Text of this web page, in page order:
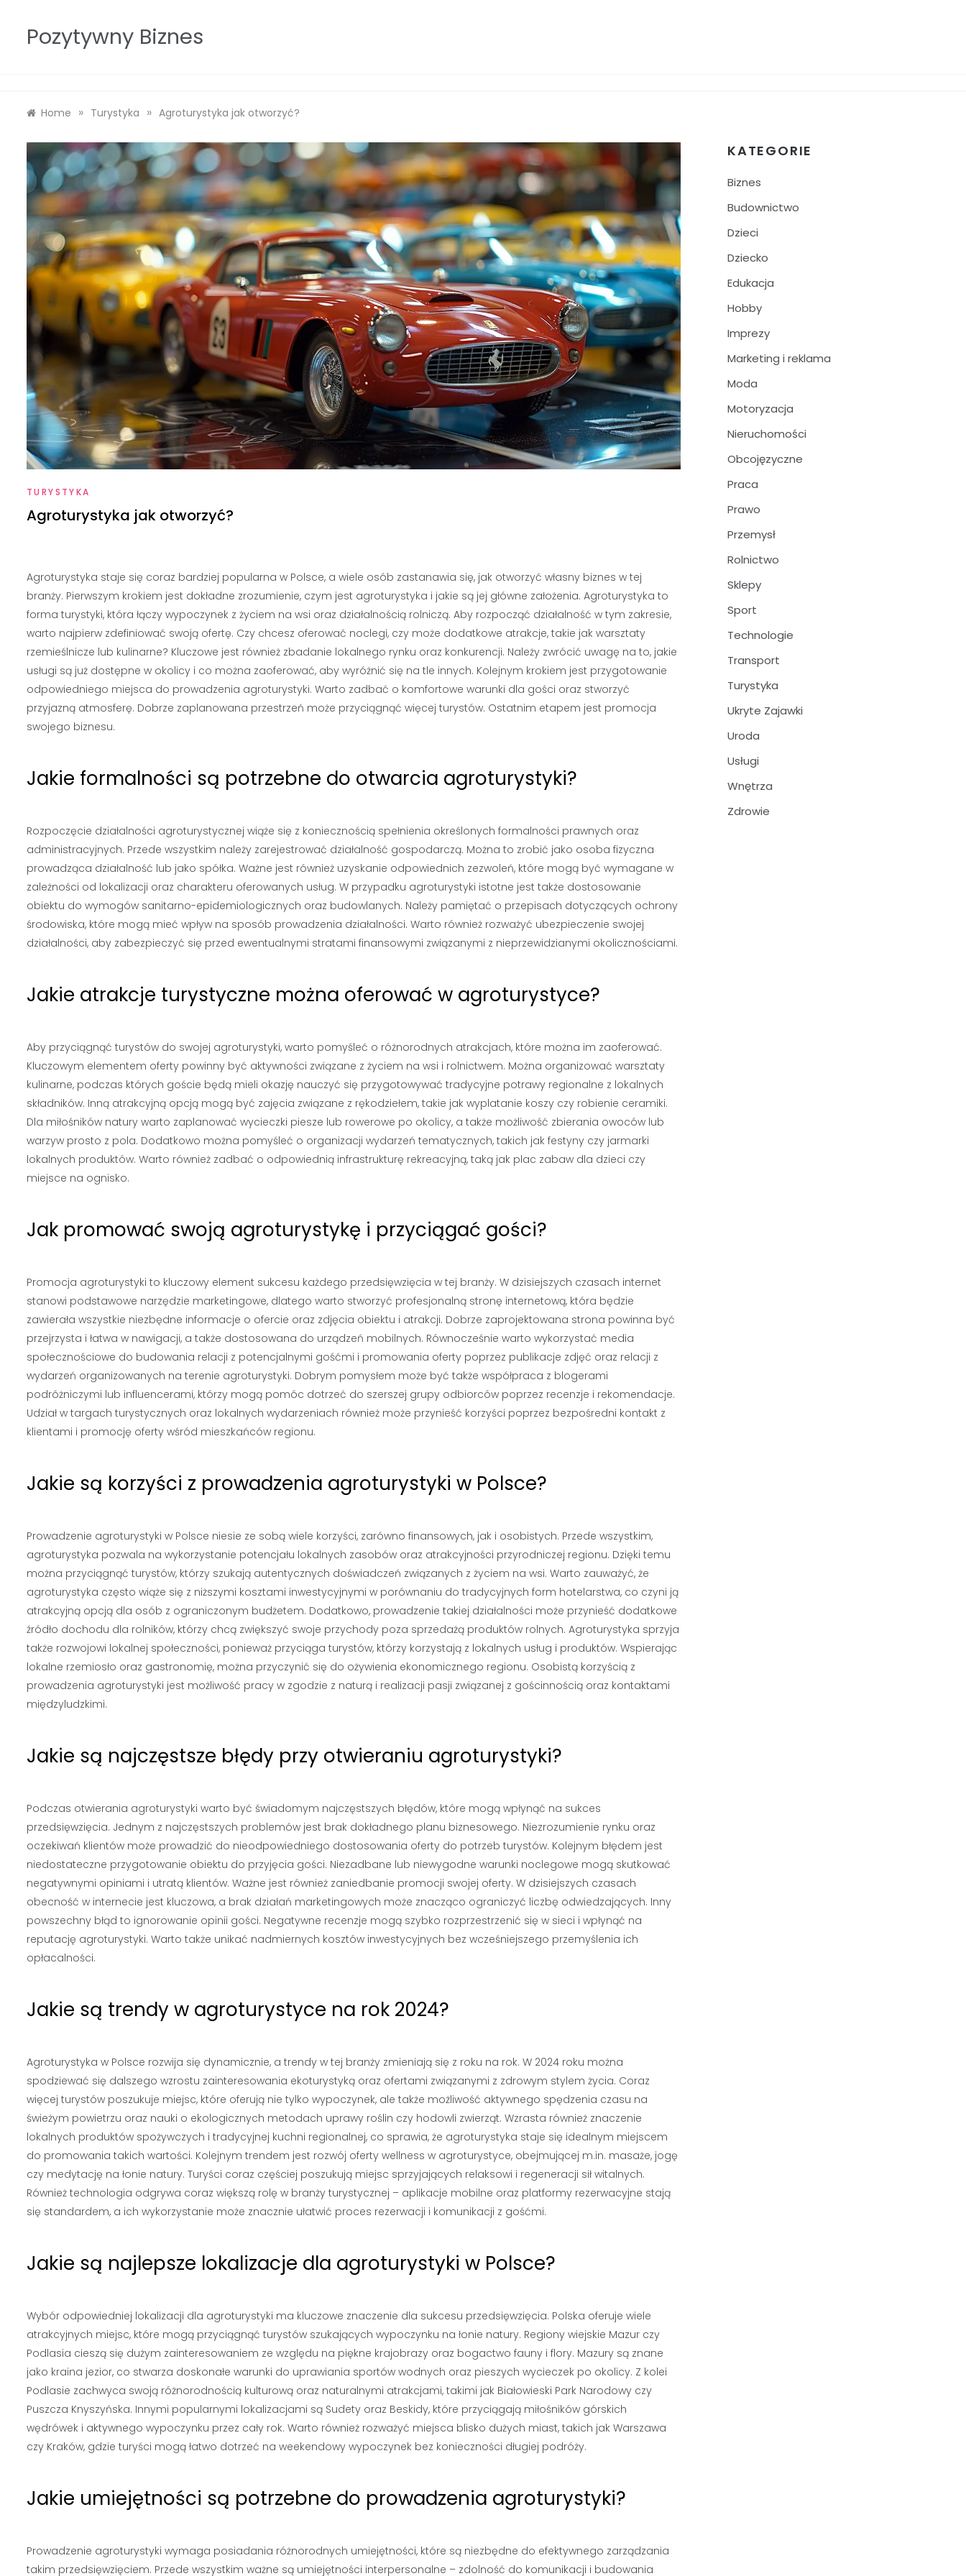
contentPozytywny Biznes
Home » Turystyka » Agroturystyka jak otworzyć?
TURYSTYKA
Agroturystyka jak otworzyć?
Agroturystyka staje się coraz bardziej popularna w Polsce, a wiele osób zastanawia się, jak otworzyć własny biznes w tej
branży. Pierwszym krokiem jest dokładne zrozumienie, czym jest agroturystyka i jakie są jej główne założenia. Agroturystyka to
forma turystyki, która łączy wypoczynek z życiem na wsi oraz działalnością rolniczą. Aby rozpocząć działalność w tym zakresie,
warto najpierw zdefiniować swoją ofertę. Czy chcesz oferować noclegi, czy może dodatkowe atrakcje, takie jak warsztaty
rzemieślnicze lub kulinarne? Kluczowe jest również zbadanie lokalnego rynku oraz konkurencji. Należy zwrócić uwagę na to, jakie
usługi są już dostępne w okolicy i co można zaoferować, aby wyróżnić się na tle innych. Kolejnym krokiem jest przygotowanie
odpowiedniego miejsca do prowadzenia agroturystyki. Warto zadbać o komfortowe warunki dla gości oraz stworzyć
przyjazną atmosferę. Dobrze zaplanowana przestrzeń może przyciągnąć więcej turystów. Ostatnim etapem jest promocja
swojego biznesu.
Jakie formalności są potrzebne do otwarcia agroturystyki?
Rozpoczęcie działalności agroturystycznej wiąże się z koniecznością spełnienia określonych formalności prawnych oraz
administracyjnych. Przede wszystkim należy zarejestrować działalność gospodarczą. Można to zrobić jako osoba fizyczna
prowadząca działalność lub jako spółka. Ważne jest również uzyskanie odpowiednich zezwoleń, które mogą być wymagane w
zależności od lokalizacji oraz charakteru oferowanych usług. W przypadku agroturystyki istotne jest także dostosowanie
obiektu do wymogów sanitarno-epidemiologicznych oraz budowlanych. Należy pamiętać o przepisach dotyczących ochrony
środowiska, które mogą mieć wpływ na sposób prowadzenia działalności. Warto również rozważyć ubezpieczenie swojej
działalności, aby zabezpieczyć się przed ewentualnymi stratami finansowymi związanymi z nieprzewidzianymi okolicznościami.
Jakie atrakcje turystyczne można oferować w agroturystyce?
Aby przyciągnąć turystów do swojej agroturystyki, warto pomyśleć o różnorodnych atrakcjach, które można im zaoferować.
Kluczowym elementem oferty powinny być aktywności związane z życiem na wsi i rolnictwem. Można organizować warsztaty
kulinarne, podczas których goście będą mieli okazję nauczyć się przygotowywać tradycyjne potrawy regionalne z lokalnych
składników. Inną atrakcyjną opcją mogą być zajęcia związane z rękodziełem, takie jak wyplatanie koszy czy robienie ceramiki.
Dla miłośników natury warto zaplanować wycieczki piesze lub rowerowe po okolicy, a także możliwość zbierania owoców lub
warzyw prosto z pola. Dodatkowo można pomyśleć o organizacji wydarzeń tematycznych, takich jak festyny czy jarmarki
lokalnych produktów. Warto również zadbać o odpowiednią infrastrukturę rekreacyjną, taką jak plac zabaw dla dzieci czy
miejsce na ognisko.
Jak promować swoją agroturystykę i przyciągać gości?
Promocja agroturystyki to kluczowy element sukcesu każdego przedsięwzięcia w tej branży. W dzisiejszych czasach internet
stanowi podstawowe narzędzie marketingowe, dlatego warto stworzyć profesjonalną stronę internetową, która będzie
zawierała wszystkie niezbędne informacje o ofercie oraz zdjęcia obiektu i atrakcji. Dobrze zaprojektowana strona powinna być
przejrzysta i łatwa w nawigacji, a także dostosowana do urządzeń mobilnych. Równocześnie warto wykorzystać media
społecznościowe do budowania relacji z potencjalnymi gośćmi i promowania oferty poprzez publikacje zdjęć oraz relacji z
wydarzeń organizowanych na terenie agroturystyki. Dobrym pomysłem może być także współpraca z blogerami
podróżniczymi lub influencerami, którzy mogą pomóc dotrzeć do szerszej grupy odbiorców poprzez recenzje i rekomendacje.
Udział w targach turystycznych oraz lokalnych wydarzeniach również może przynieść korzyści poprzez bezpośredni kontakt z
klientami i promocję oferty wśród mieszkańców regionu.
Jakie są korzyści z prowadzenia agroturystyki w Polsce?
Prowadzenie agroturystyki w Polsce niesie ze sobą wiele korzyści, zarówno finansowych, jak i osobistych. Przede wszystkim,
agroturystyka pozwala na wykorzystanie potencjału lokalnych zasobów oraz atrakcyjności przyrodniczej regionu. Dzięki temu
można przyciągnąć turystów, którzy szukają autentycznych doświadczeń związanych z życiem na wsi. Warto zauważyć, że
agroturystyka często wiąże się z niższymi kosztami inwestycyjnymi w porównaniu do tradycyjnych form hotelarstwa, co czyni ją
atrakcyjną opcją dla osób z ograniczonym budżetem. Dodatkowo, prowadzenie takiej działalności może przynieść dodatkowe
źródło dochodu dla rolników, którzy chcą zwiększyć swoje przychody poza sprzedażą produktów rolnych. Agroturystyka sprzyja
także rozwojowi lokalnej społeczności, ponieważ przyciąga turystów, którzy korzystają z lokalnych usług i produktów. Wspierając
lokalne rzemiosło oraz gastronomię, można przyczynić się do ożywienia ekonomicznego regionu. Osobistą korzyścią z
prowadzenia agroturystyki jest możliwość pracy w zgodzie z naturą i realizacji pasji związanej z gościnnością oraz kontaktami
międzyludzkimi.
Jakie są najczęstsze błędy przy otwieraniu agroturystyki?
Podczas otwierania agroturystyki warto być świadomym najczęstszych błędów, które mogą wpłynąć na sukces
przedsięwzięcia. Jednym z najczęstszych problemów jest brak dokładnego planu biznesowego. Niezrozumienie rynku oraz
oczekiwań klientów może prowadzić do nieodpowiedniego dostosowania oferty do potrzeb turystów. Kolejnym błędem jest
niedostateczne przygotowanie obiektu do przyjęcia gości. Niezadbane lub niewygodne warunki noclegowe mogą skutkować
negatywnymi opiniami i utratą klientów. Ważne jest również zaniedbanie promocji swojej oferty. W dzisiejszych czasach
obecność w internecie jest kluczowa, a brak działań marketingowych może znacząco ograniczyć liczbę odwiedzających. Inny
powszechny błąd to ignorowanie opinii gości. Negatywne recenzje mogą szybko rozprzestrzenić się w sieci i wpłynąć na
reputację agroturystyki. Warto także unikać nadmiernych kosztów inwestycyjnych bez wcześniejszego przemyślenia ich
opłacalności.
Jakie są trendy w agroturystyce na rok 2024?
Agroturystyka w Polsce rozwija się dynamicznie, a trendy w tej branży zmieniają się z roku na rok. W 2024 roku można
spodziewać się dalszego wzrostu zainteresowania ekoturystyką oraz ofertami związanymi z zdrowym stylem życia. Coraz
więcej turystów poszukuje miejsc, które oferują nie tylko wypoczynek, ale także możliwość aktywnego spędzenia czasu na
świeżym powietrzu oraz nauki o ekologicznych metodach uprawy roślin czy hodowli zwierząt. Wzrasta również znaczenie
lokalnych produktów spożywczych i tradycyjnej kuchni regionalnej, co sprawia, że agroturystyka staje się idealnym miejscem
do promowania takich wartości. Kolejnym trendem jest rozwój oferty wellness w agroturystyce, obejmującej m.in. masaże, jogę
czy medytację na łonie natury. Turyści coraz częściej poszukują miejsc sprzyjających relaksowi i regeneracji sił witalnych.
Również technologia odgrywa coraz większą rolę w branży turystycznej – aplikacje mobilne oraz platformy rezerwacyjne stają
się standardem, a ich wykorzystanie może znacznie ułatwić proces rezerwacji i komunikacji z gośćmi.
Jakie są najlepsze lokalizacje dla agroturystyki w Polsce?
Wybór odpowiedniej lokalizacji dla agroturystyki ma kluczowe znaczenie dla sukcesu przedsięwzięcia. Polska oferuje wiele
atrakcyjnych miejsc, które mogą przyciągnąć turystów szukających wypoczynku na łonie natury. Regiony wiejskie Mazur czy
Podlasia cieszą się dużym zainteresowaniem ze względu na piękne krajobrazy oraz bogactwo fauny i flory. Mazury są znane
jako kraina jezior, co stwarza doskonałe warunki do uprawiania sportów wodnych oraz pieszych wycieczek po okolicy. Z kolei
Podlasie zachwyca swoją różnorodnością kulturową oraz naturalnymi atrakcjami, takimi jak Białowieski Park Narodowy czy
Puszcza Knyszyńska. Innymi popularnymi lokalizacjami są Sudety oraz Beskidy, które przyciągają miłośników górskich
wędrówek i aktywnego wypoczynku przez cały rok. Warto również rozważyć miejsca blisko dużych miast, takich jak Warszawa
czy Kraków, gdzie turyści mogą łatwo dotrzeć na weekendowy wypoczynek bez konieczności długiej podróży.
Jakie umiejętności są potrzebne do prowadzenia agroturystyki?
Prowadzenie agroturystyki wymaga posiadania różnorodnych umiejętności, które są niezbędne do efektywnego zarządzania
takim przedsięwzięciem. Przede wszystkim ważne są umiejętności interpersonalne – zdolność do komunikacji i budowania
KATEGORIE
Biznes
Budownictwo
Dzieci
Dziecko
Edukacja
Hobby
Imprezy
Marketing i reklama
Moda
Motoryzacja
Nieruchomości
Obcojęzyczne
Praca
Prawo
Przemysł
Rolnictwo
Sklepy
Sport
Technologie
Transport
Turystyka
Ukryte Zajawki
Uroda
Usługi
Wnętrza
Zdrowie